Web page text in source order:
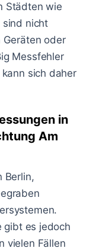
Städten wie
sind nicht
oder
Messfehler
kann sich daher
in
Am
Berlin,
gibt es jedoch
vielen Fällen